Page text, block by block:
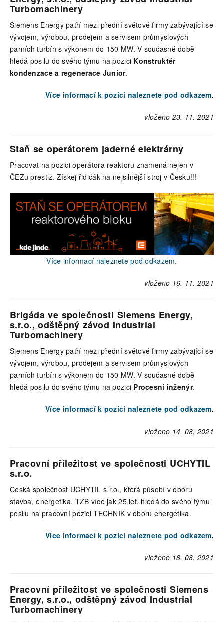
Turbomachinery
Siemens Energy patří mezi přední světové firmy zabývající se
vývojem, výrobou, prodejem a servisem průmyslových
parních turbín s výkonem do 150 MW. V současné době
hledá posilu do svého týmu na pozici Konstruktér
kondenzace a regenerace Junior.
Více informací k pozici naleznete pod odkazem.
vloženo 23. 11. 2021
Staň se operátorem jaderné elektrárny
Pracovat na pozici operátora reaktoru znamená nejen v
ČEZu prestiž. Získej řidičák na nejsilnější stroj v Česku!!!
Více informací naleznete pod odkazem.
vloženo 16. 11. 2021
Brigáda ve společnosti Siemens Energy,
s.r.o., odštěpný závod Industrial
Turbomachinery
Siemens Energy patří mezi přední světové firmy zabývající se
vývojem, výrobou, prodejem a servisem průmyslových
parních turbín s výkonem do 150 MW. V současné době
hledá posilu do svého týmu na pozici Procesní inženýr.
Více informací k pozici naleznete pod odkazem.
vloženo 14. 08. 2021
Pracovní příležitost ve společnosti UCHYTIL
s.r.o.
Česká společnost UCHYTIL s.r.o., která působí v oboru
stavba, energetika, TZB více jak 25 let, hledá do svého týmu
posilu na pracovní pozici TECHNIK v oboru energetika.
Více informací k pozici naleznete pod odkazem.
vloženo 18. 08. 2021
Pracovní příležitost ve společnosti Siemens
Energy, s.r.o., odštěpný závod Industrial
Turbomachinery